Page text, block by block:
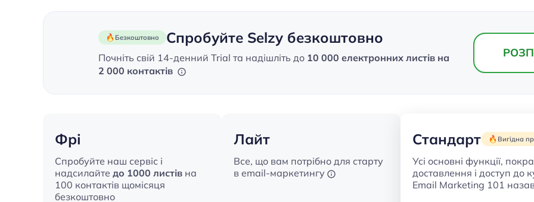
Спробуйте Selzy безкоштовно
Безкоштовно
Почніть свій 14-денний Trial та надішліть до 10 000 електронних листів на
2 000 контактів
Фрі
Спробуйте наш сервіс і
надсилайте до 1000 листів на
100 контактів щомісяця
безкоштовно
Лайт
Все, що вам потрібно для старту
в email-маркетингу
Стандарт Вигідна
Усі основні функції,
доставлення і доступ до
Email Marketing 101